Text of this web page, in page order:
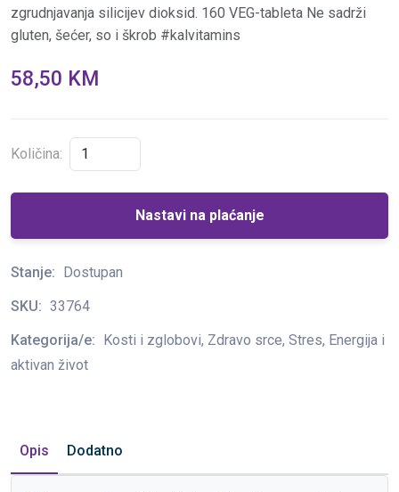
zgrudnjavanja silicijev dioksid. 160 VEG-tableta Ne sadrži
gluten, šećer, so i škrob #kalvitamins
58,50 KM
Količina:
Nastavi na plaćanje
Stanje: Dostupan
SKU: 33764
Kategorija/e: Kosti i zglobovi, Zdravo srce, Stres, Energija i
aktivan život
Opis Dodatno